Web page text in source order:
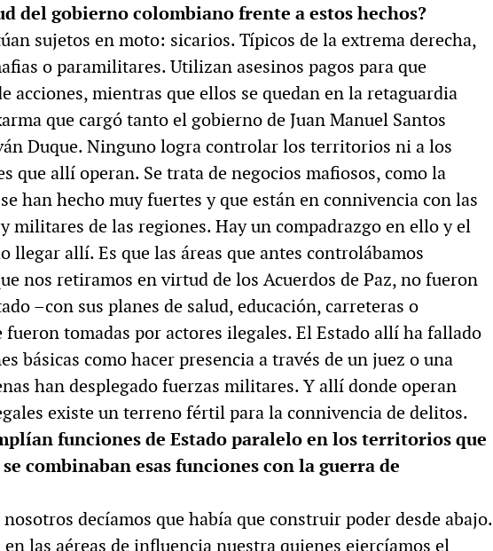
del gobierno colombiano frente a estos hechos?
sujetos en moto: sicarios. Típicos de la extrema derecha,
o paramilitares. Utilizan asesinos pagos para que
acciones, mientras que ellos se quedan en la retaguardia
que cargó tanto el gobierno de Juan Manuel Santos
Duque. Ninguno logra controlar los territorios ni a los
que allí operan. Se trata de negocios mafiosos, como la
han hecho muy fuertes y que están en connivencia con las
militares de las regiones. Hay un compadrazgo en ello y el
llegar allí. Es que las áreas que antes controlábamos
nos retiramos en virtud de los Acuerdos de Paz, no fueron
–con sus planes de salud, educación, carreteras o
tomadas por actores ilegales. El Estado allí ha fallado
básicas como hacer presencia a través de un juez o una
han desplegado fuerzas militares. Y allí donde operan
existe un terreno fértil para la connivencia de delitos.
funciones de Estado paralelo en los territorios que
combinaban esas funciones con la guerra de
decíamos que había que construir poder desde abajo.
las aéreas de influencia nuestra quienes ejercíamos el